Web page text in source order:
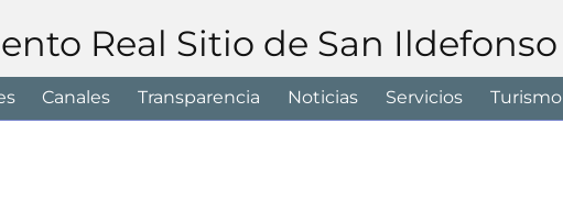
Real Sitio de San Ildefonso
Canales Transparencia Noticias Servicios Turismo